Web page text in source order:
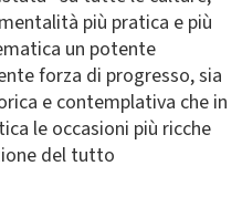
più pratica e più
un potente
forza di progresso, sia
e contemplativa che in
le occasioni più ricche
del tutto